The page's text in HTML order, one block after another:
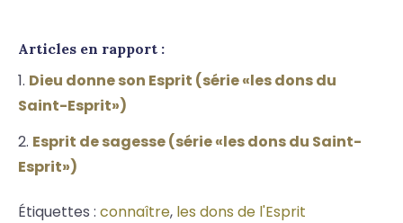
Articles en rapport :
Dieu donne son Esprit (série «les dons du
Saint-Esprit»)
Esprit de sagesse (série «les dons du Saint-
Esprit»)
Étiquettes : connaître, les dons de l'Esprit